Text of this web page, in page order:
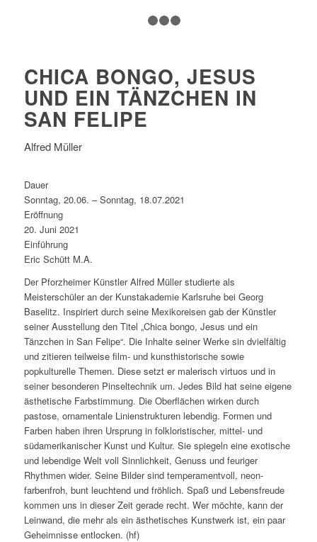
CHICA BONGO, JESUS
UND EIN TÄNZCHEN IN
SAN FELIPE
Alfred Müller
Dauer
Sonntag, 20.06. – Sonntag, 18.07.2021
Eröffnung
20. Juni 2021
Einführung
Eric Schütt M.A.
Der Pforzheimer Künstler Alfred Müller studierte als
Meisterschüler an der Kunstakademie Karlsruhe bei Georg
Baselitz. Inspiriert durch seine Mexikoreisen gab der Künstler
seiner Ausstellung den Titel „Chica bongo, Jesus und ein
Tänzchen in San Felipe“. Die Inhalte seiner Werke sin dvielfältig
und zitieren teilweise film- und kunsthistorische sowie
popkulturelle Themen. Diese setzt er malerisch virtuos und in
seiner besonderen Pinseltechnik um. Jedes Bild hat seine eigene
ästhetische Farbstimmung. Die Oberflächen wirken durch
pastose, ornamentale Linienstrukturen lebendig. Formen und
Farben haben ihren Ursprung in folkloristischer, mittel- und
südamerikanischer Kunst und Kultur. Sie spiegeln eine exotische
und lebendige Welt voll Sinnlichkeit, Genuss und feuriger
Rhythmen wider. Seine Bilder sind temperamentvoll, neon-
farbenfroh, bunt leuchtend und fröhlich. Spaß und Lebensfreude
kommen uns in dieser Zeit gerade recht. Wer möchte, kann der
Leinwand, die mehr als ein ästhetisches Kunstwerk ist, ein paar
Geheimnisse entlocken. (hf)